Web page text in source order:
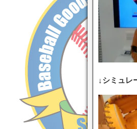
↓シミュレ